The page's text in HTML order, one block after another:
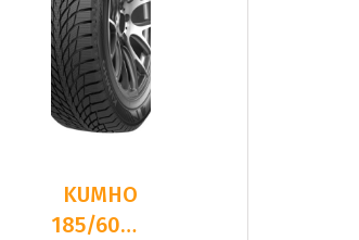
KUMHO
185/60R14